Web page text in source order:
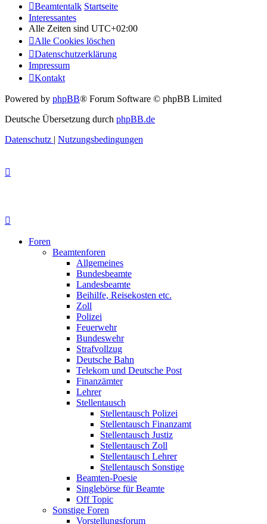
Beamtentalk Startseite
Interessantes
Alle Zeiten sind UTC+02:00
Alle Cookies löschen
Datenschutzerklärung
Impressum
Kontakt
Powered by phpBB® Forum Software © phpBB Limited
Deutsche Übersetzung durch phpBB.de
Datenschutz | Nutzungsbedingungen
Foren
Beamtenforen
Allgemeines
Bundesbeamte
Landesbeamte
Beihilfe, Reisekosten etc.
Zoll
Polizei
Feuerwehr
Bundeswehr
Strafvollzug
Deutsche Bahn
Telekom und Deutsche Post
Finanzämter
Lehrer
Stellentausch
Stellentausch Polizei
Stellentausch Finanzamt
Stellentausch Justiz
Stellentausch Zoll
Stellentausch Lehrer
Stellentausch Sonstige
Beamten-Poesie
Singlebörse für Beamte
Off Topic
Sonstige Foren
Vorstellungsforum